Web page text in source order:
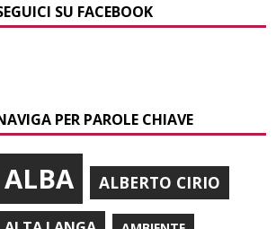
SU FACEBOOK
PER PAROLE CHIAVE
ALBA ALBERTO CIRIO